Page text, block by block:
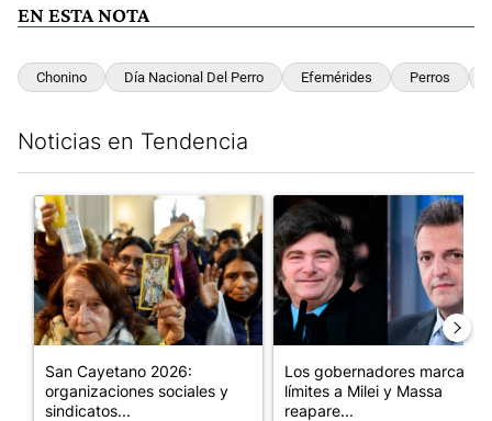
EN ESTA NOTA
Chonino Día Nacional Del Perro Efemérides Perros
Noticias en Tendencia
Un artículo de tendencia con el título "San Cayetano 2026:
San Cayetano 2026:
organizaciones sociales y
sindicatos...
Un artículo de tendencia
Los gobernadores marcan
límites a Milei y Massa
reapare...